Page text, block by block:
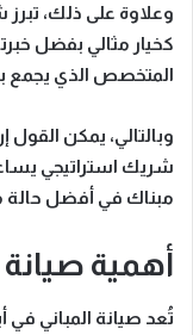
وعلاوة على ذلك، تبرز
كخيار مثالي بفضل
المتخصص الذي يجمع
وبالتالي، يمكن القول
شريك استراتيجي
مبناك في أفضل حالة
أهمية
تُعد صيانة المباني في